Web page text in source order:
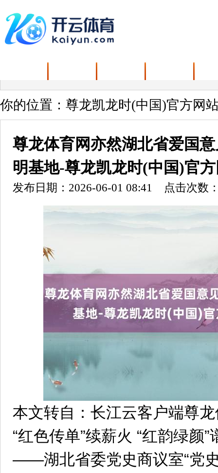
你的位置： 尊龙凯龙时(中国)官方网
尊龙体育网亦然湖北省爱国
明基地-尊龙凯龙时(中国)官
发布日期：2026-06-01 08:41 点击次数
本文转自：长江云客户端尊
“红色传单”续薪火 “红韵绿颜”
——湖北省委党史商议室“党